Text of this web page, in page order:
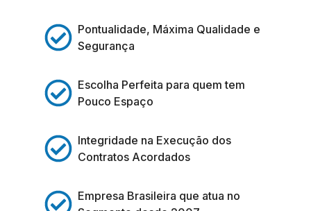
Pontualidade, Máxima Qualidade e
Segurança
Escolha Perfeita para quem tem
Pouco Espaço
Integridade na Execução dos
Contratos Acordados
Empresa Brasileira que atua no